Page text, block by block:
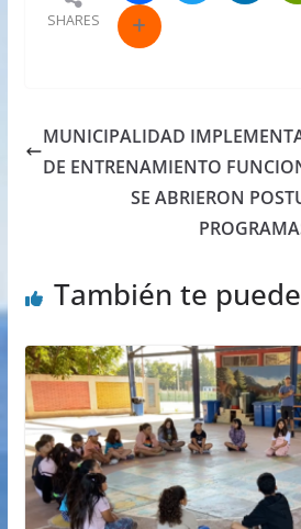
SHARES
MUNICIPALIDAD
DE ENTRENAMIENTO
SE ABRIERON
También te